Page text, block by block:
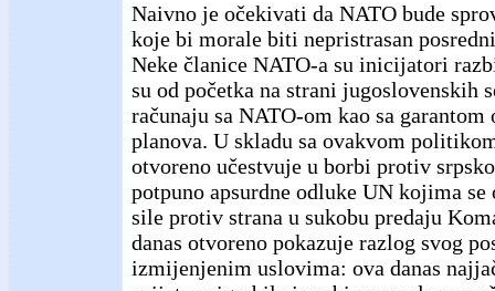
Naivno je očekivati da NATO bude
koje bi morale biti nepristrasan
Neke članice NATO-a su inicijatori
su od početka na strani jugoslovenskih
računaju sa NATO-om kao sa
planova. U skladu sa ovakvom
otvoreno učestvuje u borbi protiv
potpuno apsurdne odluke UN kojima
sile protiv strana u sukobu predaju
danas otvoreno pokazuje razlog svog
izmijenjenim uslovima: ova danas